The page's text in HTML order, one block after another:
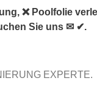
❌ Poolfolie
Sie uns ✉ ✔.
EXPERTE.